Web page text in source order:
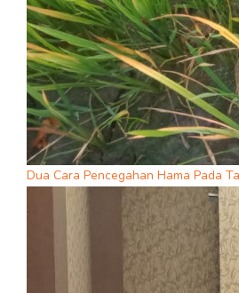
Dua Cara Pencegahan Hama Pada